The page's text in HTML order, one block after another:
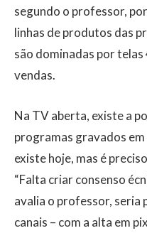
segundo o professor,
linhas de produtos das
são dominadas por telas
vendas.
Na TV aberta, existe a
programas gravados
existe hoje, mas é
“Falta criar consenso
avalia o professor, seria
canais – com a alta em